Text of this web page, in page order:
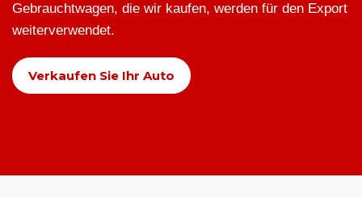
Gebrauchtwagen, die wir kaufen, werden für den Export
weiterverwendet.
Verkaufen Sie Ihr Auto